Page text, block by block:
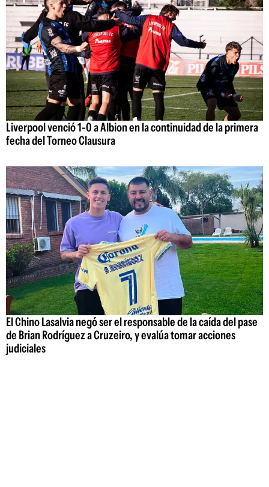
Liverpool venció 1-0 a Albion en la continuidad de la primera
fecha del Torneo Clausura
El Chino Lasalvia negó ser el responsable de la caída del pase
de Brian Rodríguez a Cruzeiro, y evalúa tomar acciones
judiciales